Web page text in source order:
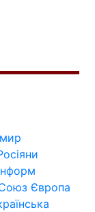
Європа